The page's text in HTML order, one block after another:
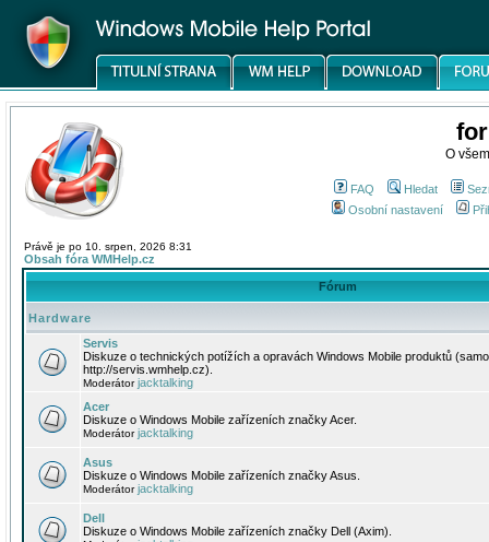
O
FAQ Hledat
Osobní nastavení
Právě je po 10. srpen, 2026 8:31
Obsah fóra WMHelp.cz
Fórum
Hardware
Servis
Diskuze o technických potížích a opravách Windows Mobile produktů
http://servis.wmhelp.cz).
Moderátorjacktalking
Acer
Diskuze o Windows Mobile zařízeních značky Acer.
Moderátorjacktalking
Asus
Diskuze o Windows Mobile zařízeních značky Asus.
Moderátorjacktalking
Dell
Diskuze o Windows Mobile zařízeních značky Dell (Axim).